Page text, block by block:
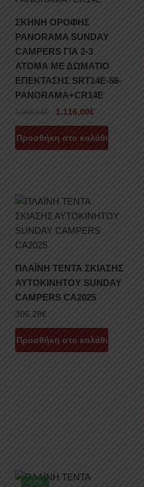
ΣΚΗΝΗ ΟΡΟΦΗΣ
PANORAMA SUNDAY
CAMPERS ΓΙΑ 2-3
ΑΤΟΜΑ ΜΕ ΔΩΜΑΤΙΟ
ΕΠΕΚΤΑΣΗΣ SRT14E-56-
PANORAMA+CR14E
1.966,64€ 1.116,00€
Προσθήκη στο καλάθι
ΠΛΑΪΝΗ ΤΕΝΤΑ ΣΚΙΑΣΗΣ
ΑΥΤΟΚΙΝΗΤΟΥ SUNDAY
CAMPERS CA2025
306,28€
Προσθήκη στο καλάθι
-32%